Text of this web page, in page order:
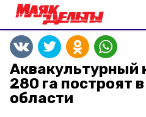
Аквакультурный
280 га построят
области